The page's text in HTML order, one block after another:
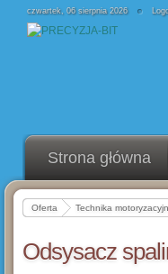
czwartek, 06 sierpnia 2026
Strona główna
Oferta Technika
Odsysacz